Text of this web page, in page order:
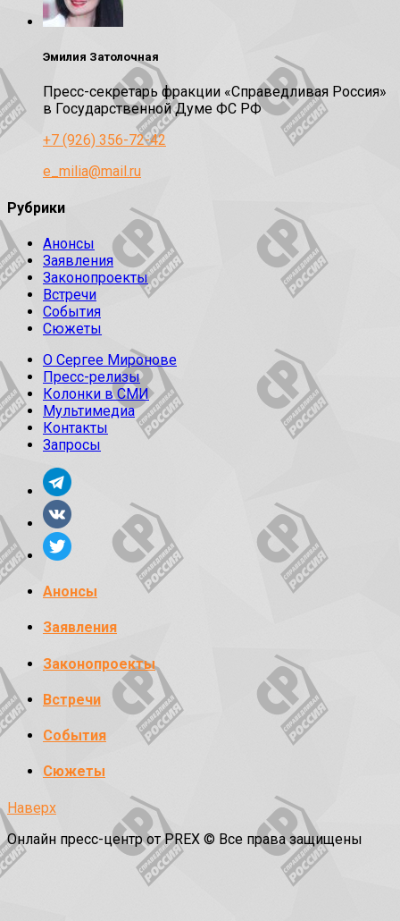
Эмилия Затолочная
Пресс-секретарь фракции «Справедливая Россия»
в Государственной Думе ФС РФ
+7 (926) 356-72-42
e_milia@mail.ru
Рубрики
Анонсы
Заявления
Законопроекты
Встречи
События
Сюжеты
О Сергее Миронове
Пресс-релизы
Колонки в СМИ
Мультимедиа
Контакты
Запросы
Анонсы
Заявления
Законопроекты
Встречи
События
Сюжеты
Наверх
Онлайн пресс-центр от PREX © Все права защищены